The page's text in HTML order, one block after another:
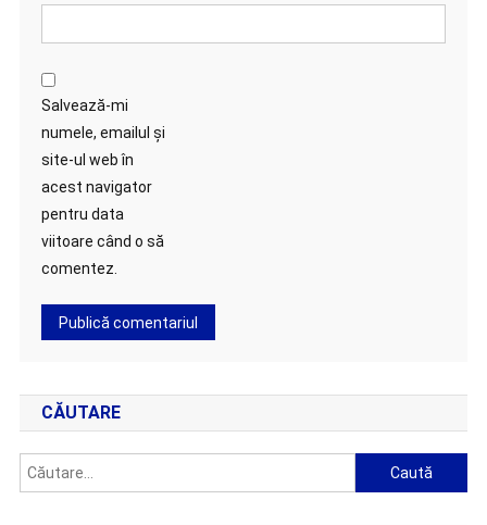
Salvează-mi
numele, emailul și
site-ul web în
acest navigator
pentru data
viitoare când o să
comentez.
CĂUTARE
Caută
după: